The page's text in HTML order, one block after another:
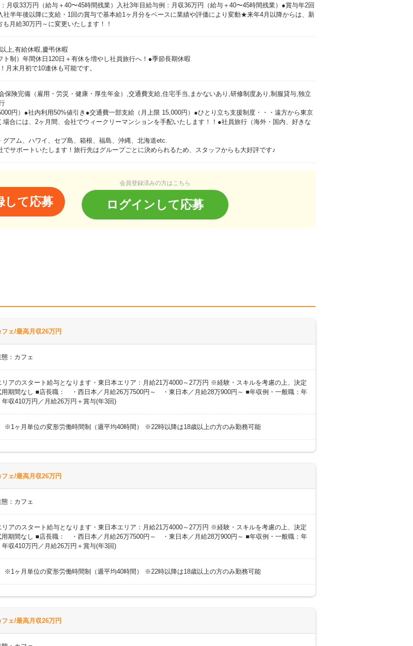
月収33万円（給与＋40〜45時間残業）入社3年目給与例：月収36万円（給与＋40〜45時間残業）●賞与年2回
社半年後以降に支給・1回の賞与で基本給1ヶ月分をベースに業績や評価により変動★来年4月以降からは、新
上,有給休暇,慶弔休暇
ト制）年間休日120日＋有休を増やし社員旅行へ！●季節長期休暇
月末月初で10連休も可能です。
保険完備（雇用・労災・健康・厚生年金）,交通費支給,住宅手当,まかないあり,研修制度あり,制服貸与,独立
円）●社内利用50%値引き●交通費一部支給（月上限 15,000円）●ひとり立ち支援制度・・・遠方から東京
場合には、2ヶ月間、会社でウィークリーマンションを手配いたします！！●社員旅行（海外・国内、好きな
アム、ハワイ、セブ島、箱根、福島、沖縄、北海道etc.
サポートいたします！旅行先はグループごとに決められるため、スタッフからも大好評です♪
して応募
会員登録済みの方はこちら
ログインして応募
ェ/最高月収26万円
：カフェ
アのスタート給与となります・東日本エリア：月給21万4000～27万円 ※経験・スキルを考慮の上、決定
期間なし ■店長職： ・西日本／月給26万7500円～ ・東日本／月給28万900円～ ■年収例・一般職：年
収410万円／月給26万円＋賞与(年3回)
ヶ月単位の変形労働時間制（週平均40時間） ※22時以降は18歳以上の方のみ勤務可能
ェ/最高月収26万円
：カフェ
アのスタート給与となります・東日本エリア：月給21万4000～27万円 ※経験・スキルを考慮の上、決定
期間なし ■店長職： ・西日本／月給26万7500円～ ・東日本／月給28万900円～ ■年収例・一般職：年
収410万円／月給26万円＋賞与(年3回)
ヶ月単位の変形労働時間制（週平均40時間） ※22時以降は18歳以上の方のみ勤務可能
ェ/最高月収26万円